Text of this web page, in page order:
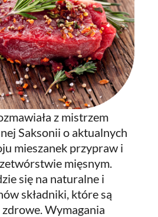
z mistrzem
Saksonii o aktualnych
mieszanek przypraw i
mięsnym.
się na naturalne i
składniki, które są
Wymagania